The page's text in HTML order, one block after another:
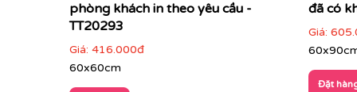
phòng khách in theo yêu cầu -
TT20293
Giá: 416.000đ
60x60cm
đã có
Giá:
Đặt